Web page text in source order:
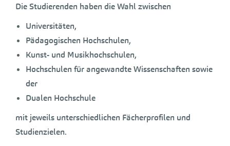
Die Studierenden haben die Wahl zwischen
Universitäten,
Pädagogischen Hochschulen,
Kunst- und Musikhochschulen,
Hochschulen für angewandte Wissenschaften sowie
der
Dualen Hochschule
mit jeweils unterschiedlichen Fächerprofilen und
Studienzielen.